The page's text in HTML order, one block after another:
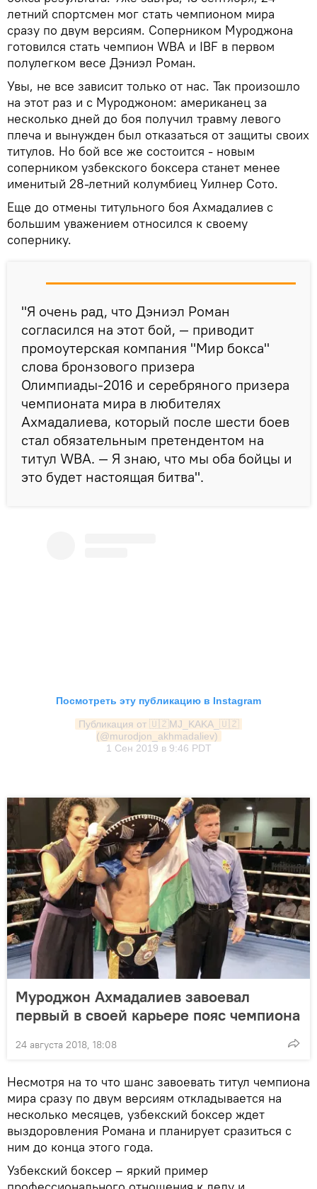
летний спортсмен мог стать чемпионом мира
сразу по двум версиям. Соперником Муроджона
готовился стать чемпион WBA и IBF в первом
полулегком весе Дэниэл Роман.
Увы, не все зависит только от нас. Так произошло
на этот раз и с Муроджоном: американец за
несколько дней до боя получил травму левого
плеча и вынужден был отказаться от защиты своих
титулов. Но бой все же состоится - новым
соперником узбекского боксера станет менее
именитый 28-летний колумбиец Уилнер Сото.
Еще до отмены титульного боя Ахмадалиев с
большим уважением относился к своему
сопернику.
"Я очень рад, что Дэниэл Роман
согласился на этот бой, — приводит
промоутерская компания "Мир бокса"
слова бронзового призера
Олимпиады-2016 и серебряного призера
чемпионата мира в любителях
Ахмадалиева, который после шести боев
стал обязательным претендентом на
титул WBA. — Я знаю, что мы оба бойцы и
это будет настоящая битва".
Посмотреть эту публикацию в Instagram
Публикация от 🇺🇿MJ_KAKA_🇺🇿
(@murodjon_akhmadaliev)
1 Сен 2019 в 9:46 PDT
Муроджон Ахмадалиев завоевал
первый в своей карьере пояс чемпиона
24 августа 2018, 18:08
Несмотря на то что шанс завоевать титул чемпиона
мира сразу по двум версиям откладывается на
несколько месяцев, узбекский боксер ждет
выздоровления Романа и планирует сразиться с
ним до конца этого года.
Узбекский боксер – яркий пример